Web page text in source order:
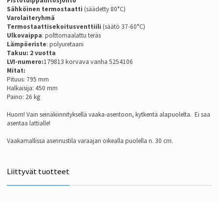
Sähköinen termostaatti (säädetty 80°C)
Varolaiteryhmä
Termostaattisekoitusventtiili (säätö 37-60°C)
Ulkovaippa: polttomaalattu teräs
Lämpöeriste: polyuretaani
Takuu: 2 vuotta
LVI-numero:179813 korvava vanha 5254106
Mitat:
Pituus: 795 mm
Halkaisija: 450 mm
Paino: 26 kg
Huom! Vain seinäkiinnityksellä vaaka-asentoon, kytkentä alapuolelta. Ei saa
asentaa lattialle!
Vaakamallissa asennustila varaajan oikealla puolella n. 30 cm.
Liittyvät tuotteet